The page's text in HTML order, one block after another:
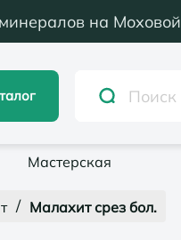
на Моховой
Мастерская
/ Малахит срез бол.